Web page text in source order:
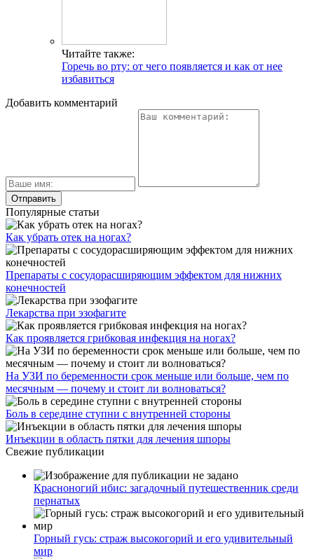
Читайте также:
Горечь во рту: от чего появляется и как от нее
избавиться
Добавить комментарий
Популярные статьи
Как убрать отек на ногах?
Препараты с сосудорасширяющим эффектом для нижних
конечностей
Лекарства при эзофагите
Как проявляется грибковая инфекция на ногах?
На УЗИ по беременности срок меньше или больше, чем по
месячным — почему и стоит ли волноваться?
Боль в середине ступни с внутренней стороны
Инъекции в область пятки для лечения шпоры
Свежие публикации
Красноногий ибис: загадочный путешественник среди
пернатых
Горный гусь: страж высокогорий и его удивительный
мир